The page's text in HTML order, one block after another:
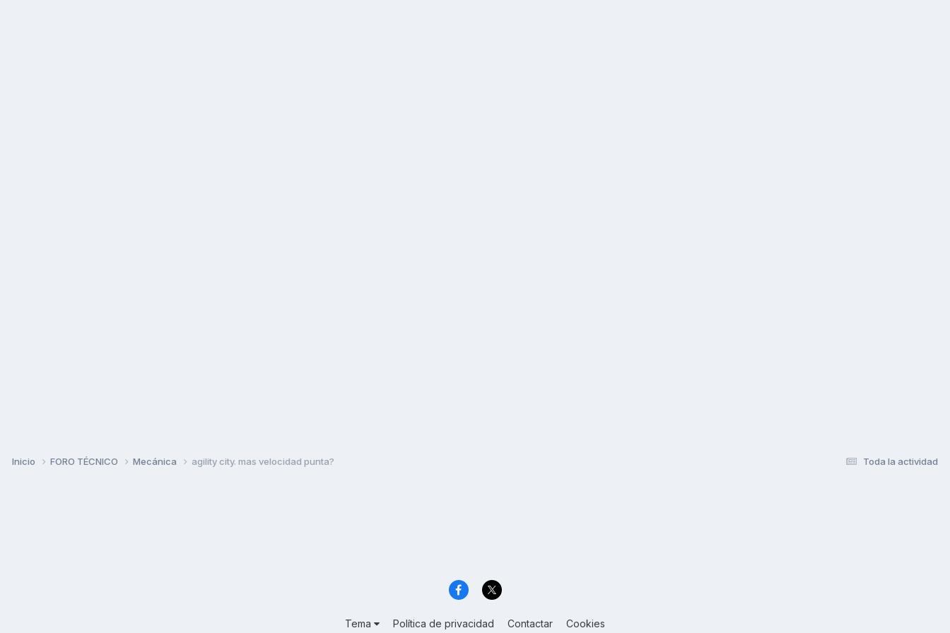
Toda la actividad
Inicio FORO TÉCNICO Mecánica agility city. mas velocidad punta?
Tema Política de privacidad Contactar Cookies